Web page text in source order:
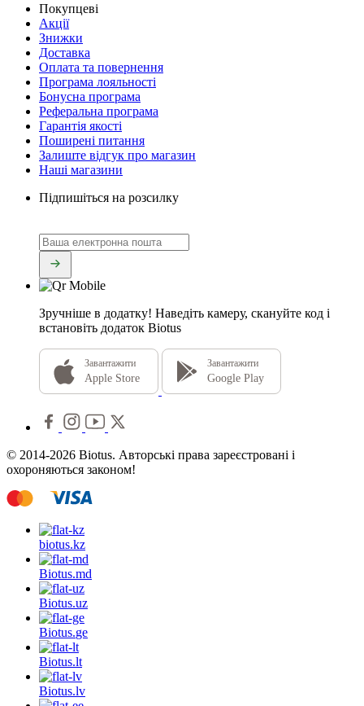
Покупцеві
Акції
Знижки
Доставка
Оплата та повернення
Програма лояльності
Бонусна програма
Реферальна програма
Гарантія якості
Поширені питання
Залиште відгук про магазин
Наші магазини
Підпишіться на розсилку
Зручніше в додатку! Наведіть камеру, скануйте код і
встановіть додаток Biotus
Завантажити
Apple Store
Завантажити
Google Play
© 2014-2026 Biotus. Авторські права зареєстровані і
охороняються законом!
biotus.kz
Biotus.md
Biotus.uz
Biotus.ge
Biotus.lt
Biotus.lv